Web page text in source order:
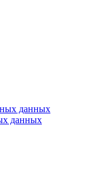
данных
данных